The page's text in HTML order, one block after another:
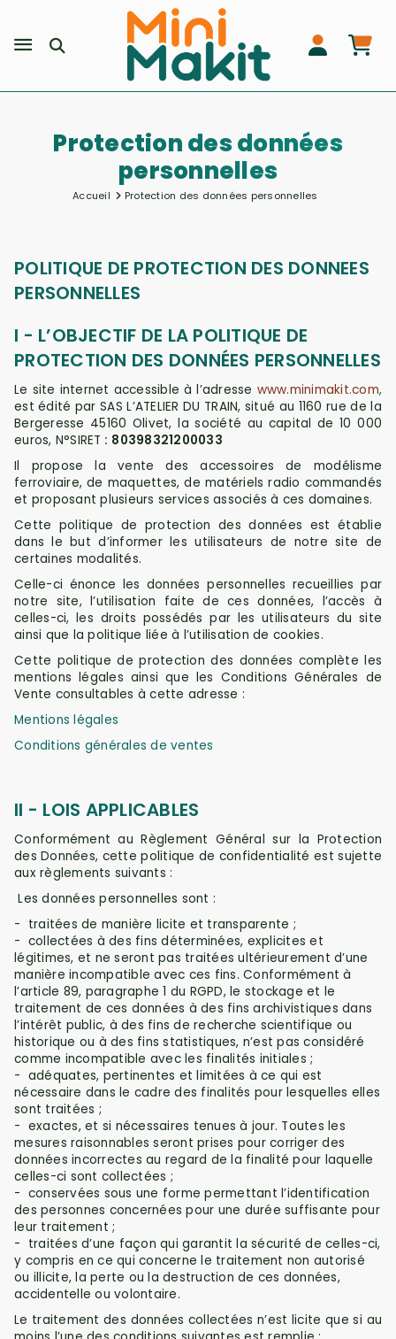
Protection des données
personnelles
Accueil Protection des données personnelles
POLITIQUE DE PROTECTION DES DONNEES
PERSONNELLES
I - L’OBJECTIF DE LA POLITIQUE DE
PROTECTION DES DONNÉES PERSONNELLES
Le site internet accessible à l’adresse www.minimakit.com,
est édité par SAS L’ATELIER DU TRAIN, situé au 1160 rue de la
Bergeresse 45160 Olivet, la société au capital de 10 000
euros, N°SIRET : 80398321200033
Il propose la vente des accessoires de modélisme
ferroviaire, de maquettes, de matériels radio commandés
et proposant plusieurs services associés à ces domaines.
Cette politique de protection des données est établie
dans le but d’informer les utilisateurs de notre site de
certaines modalités.
Celle-ci énonce les données personnelles recueillies par
notre site, l’utilisation faite de ces données, l’accès à
celles-ci, les droits possédés par les utilisateurs du site
ainsi que la politique liée à l’utilisation de cookies.
Cette politique de protection des données complète les
mentions légales ainsi que les Conditions Générales de
Vente consultables à cette adresse :
Mentions légales
Conditions générales de ventes
II - LOIS APPLICABLES
Conformément au Règlement Général sur la Protection
des Données, cette politique de confidentialité est sujette
aux règlements suivants :
Les données personnelles sont :
- traitées de manière licite et transparente ;
- collectées à des fins déterminées, explicites et
légitimes, et ne seront pas traitées ultérieurement d’une
manière incompatible avec ces fins. Conformément à
l’article 89, paragraphe 1 du RGPD, le stockage et le
traitement de ces données à des fins archivistiques dans
l’intérêt public, à des fins de recherche scientifique ou
historique ou à des fins statistiques, n’est pas considéré
comme incompatible avec les finalités initiales ;
- adéquates, pertinentes et limitées à ce qui est
nécessaire dans le cadre des finalités pour lesquelles elles
sont traitées ;
- exactes, et si nécessaires tenues à jour. Toutes les
mesures raisonnables seront prises pour corriger des
données incorrectes au regard de la finalité pour laquelle
celles-ci sont collectées ;
- conservées sous une forme permettant l’identification
des personnes concernées pour une durée suffisante pour
leur traitement ;
- traitées d’une façon qui garantit la sécurité de celles-ci,
y compris en ce qui concerne le traitement non autorisé
ou illicite, la perte ou la destruction de ces données,
accidentelle ou volontaire.
Le traitement des données collectées n’est licite que si au